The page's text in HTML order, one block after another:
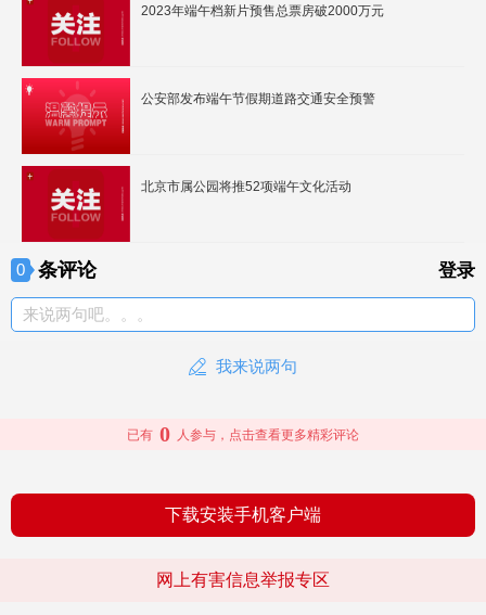
2023年端午档新片预售总票房破2000万元
公安部发布端午节假期道路交通安全预警
北京市属公园将推52项端午文化活动
0 条评论 登录
来说两句吧。。。
我来说两句
已有 0 人参与，点击查看更多精彩评论
下载安装手机客户端
网上有害信息举报专区